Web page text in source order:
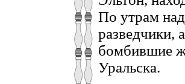
По утрам
разведчики,
бомбившие
Уральска.